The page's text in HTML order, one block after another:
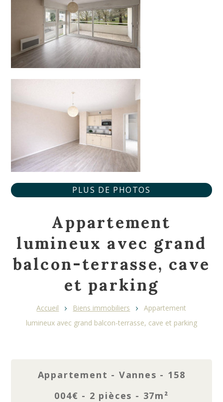
PLUS DE PHOTOS
Appartement
lumineux avec grand
balcon-terrasse, cave
et parking
d'Ariane
Accueil Biens immobiliers
Appartement
lumineux avec grand balcon-terrasse, cave et parking
Appartement - Vannes - 158
004€ - 2 pièces - 37m²